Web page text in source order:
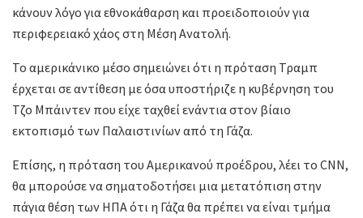
κάνουν λόγο για εθνοκάθαρση και προειδοποιούν για
περιφερειακό χάος στη Μέση Ανατολή.
Το αμερικάνικο μέσο σημειώνει ότι η πρόταση Τραμπ
έρχεται σε αντίθεση με όσα υποστήριζε η κυβέρνηση του
Τζο Μπάιντεν που είχε ταχθεί ενάντια στον βίαιο
εκτοπισμό των Παλαιστινίων από τη Γάζα.
Επίσης, η πρόταση του Αμερικανού προέδρου, λέει το CNN,
θα μπορούσε να σηματοδοτήσει μια μετατόπιση στην
πάγια θέση των ΗΠΑ ότι η Γάζα θα πρέπει να είναι τμήμα